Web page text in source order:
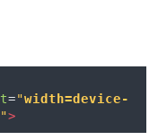
="width=device-
">